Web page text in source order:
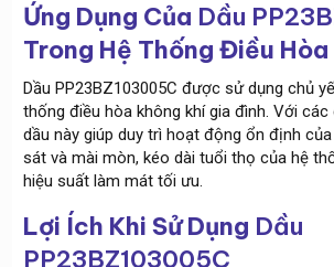
Ứng Dụng Của Dầu
Trong Hệ Thống Điều
Dầu PP23BZ103005C được sử dụng chủ
thống điều hòa không khí gia đình. Với
dầu này giúp duy trì hoạt động ổn định
sát và mài mòn, kéo dài tuổi thọ của hệ
hiệu suất làm mát tối ưu.
Lợi Ích Khi Sử Dụng Dầu
PP23BZ103005C